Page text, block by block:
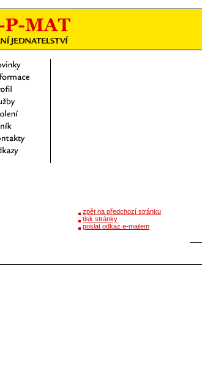
zpět na předchozí stránku
tisk stránky
poslat odkaz e-mailem